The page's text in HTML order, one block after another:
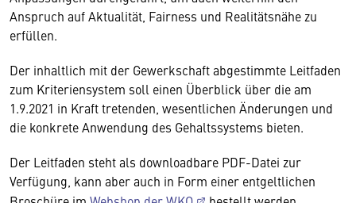
Anspruch auf Aktualität, Fairness und Realitätsnähe zu
erfüllen.
Der inhaltlich mit der Gewerkschaft abgestimmte Leitfaden
zum Kriteriensystem soll einen Überblick über die am
1.9.2021 in Kraft tretenden, wesentlichen Änderungen und
die konkrete Anwendung des Gehaltssystems bieten.
Der Leitfaden steht als downloadbare PDF-Datei zur
Verfügung, kann aber auch in Form einer entgeltlichen